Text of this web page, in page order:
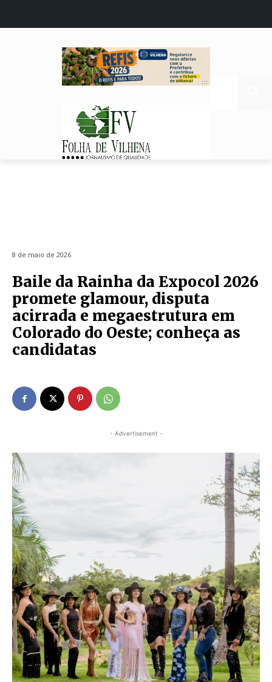
8 de maio de 2026
Baile da Rainha da Expocol 2026
promete glamour, disputa
acirrada e megaestrutura em
Colorado do Oeste; conheça as
candidatas
- Advertisement -